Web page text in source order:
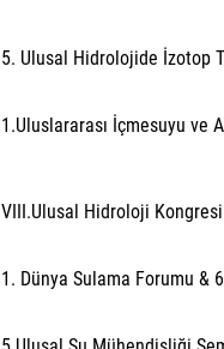
5. Ulusal Hidrolojide İzotop
1.Uluslararası İçmesuyu ve
VIII.Ulusal Hidroloji
1. Dünya Sulama Forumu &